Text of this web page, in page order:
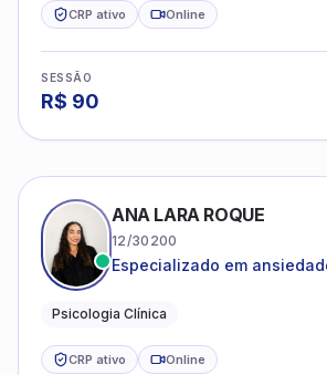
CRP ativo Online
SESSÃO
R$ 90
ANA LARA ROQUE
12/30200
Especializado em
Psicologia Clínica
CRP ativo Online